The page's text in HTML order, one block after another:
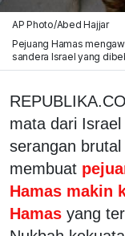
AP Photo/Abed Hajjar
Pejuang Hamas
sandera Israel yang
mata dari
serangan
membuat
Hamas makin
Hamas yang